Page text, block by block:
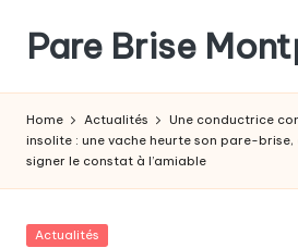
content
Pare Brise
Home Actualités
Une conductrice
insolite : une vache heurte son pare-
signer le constat à l’amiable
Posted
Actualités